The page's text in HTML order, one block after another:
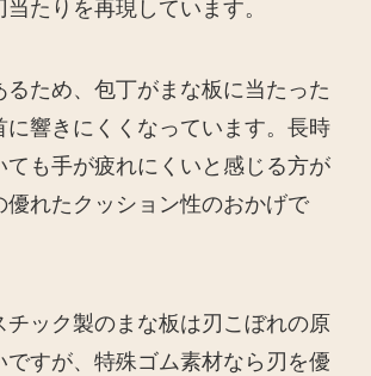
たりを再現しています。
るため、包丁がまな板に当たった
に響きにくくなっています。長時
ても手が疲れにくいと感じる方が
優れたクッション性のおかげで
チック製のまな板は刃こぼれの原
ですが、特殊ゴム素材なら刃を優